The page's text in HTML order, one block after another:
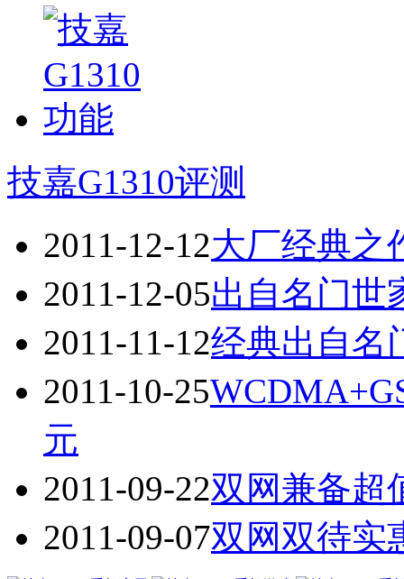
技嘉G1310评测
2011-12-12大厂经典之
2011-12-05出自名门世
2011-11-12经典出自名
2011-10-25
元
2011-09-22双网兼备超
2011-09-07双网双待实